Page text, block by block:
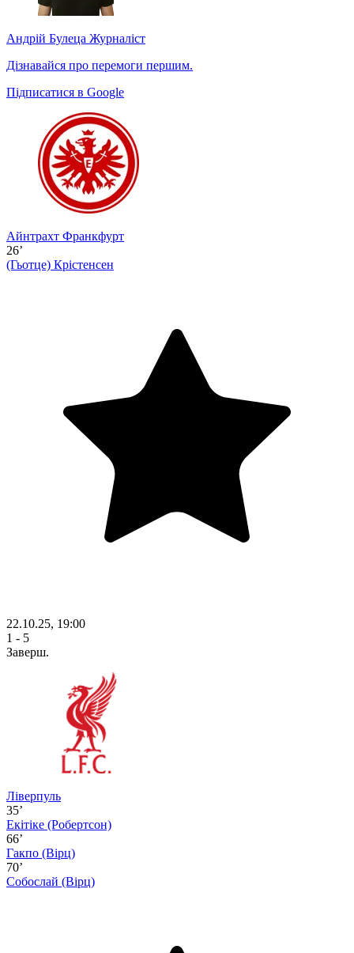
Андрій Булеца Журналіст
Дізнавайся про перемоги першим.
Підписатися в Google
Айнтрахт Франкфурт
26’
(Гьотце) Крістенсен
22.10.25, 19:00
1 - 5
Заверш.
Ліверпуль
35’
Екітіке (Робертсон)
66’
Гакпо (Вірц)
70’
Собослай (Вірц)